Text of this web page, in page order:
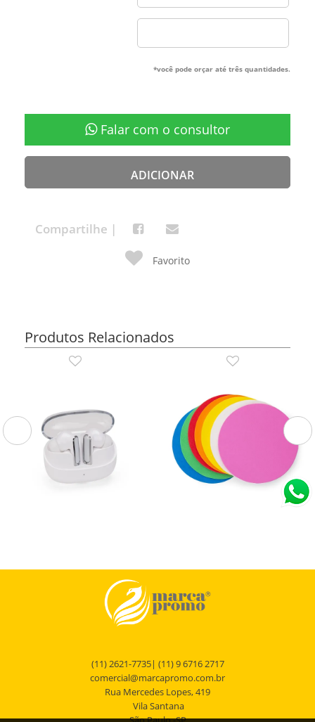
*você pode orçar até três quantidades.
Falar com o consultor
ADICIONAR
Compartilhe |
Favorito
Produtos Relacionados
de água. Apresenta conexão Bluetooth
(11) 2621-7735| (11) 9 6716 2717
comercial@marcapromo.com.br
Rua Mercedes Lopes, 419
Vila Santana